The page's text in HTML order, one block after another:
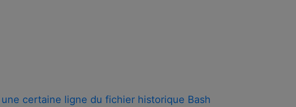
certaine ligne du fichier historique Bash